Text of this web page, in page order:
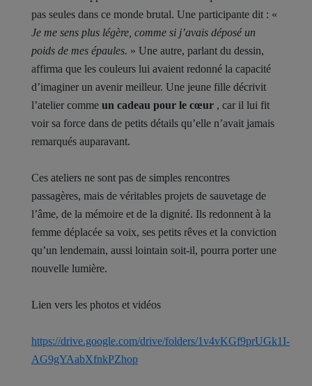
pas seules dans ce monde brutal. Une participante dit : «
Je me sens plus légère, comme si j’avais déposé un
poids de mes épaules. » Une autre, parlant du dessin,
affirma que les couleurs lui avaient redonné la capacité
d’imaginer un avenir meilleur. Une jeune fille décrivit
l’atelier comme un cadeau pour le cœur , car il lui fit
voir sa force dans de petits détails qu’elle n’avait jamais
remarqués auparavant.
Ces ateliers ne sont pas de simples rencontres
passagères, mais de véritables projets de sauvetage de
l’âme, de la mémoire et de la dignité. Ils redonnent à la
femme déplacée sa voix, ses petits rêves et la conviction
qu’un lendemain, aussi lointain soit-il, pourra porter une
nouvelle lumière.
Lien vers les photos et vidéos
https://drive.google.com/drive/folders/1v4vKGf9prUGk1I-
AG9gYAabXfnkPZhop